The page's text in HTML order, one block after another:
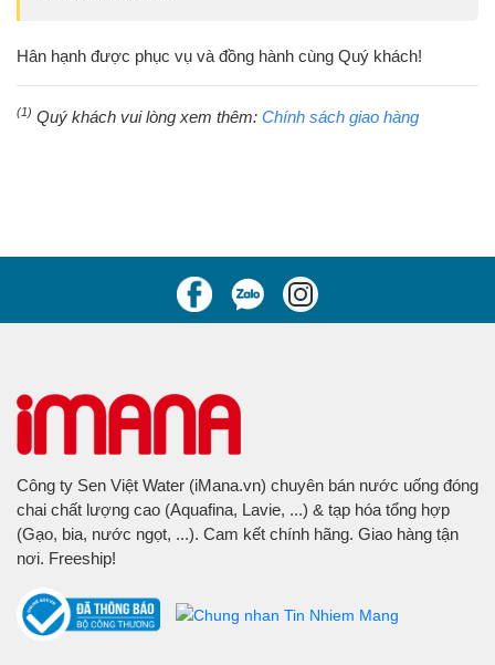
Hân hạnh được phục vụ và đồng hành cùng Quý khách!
(1) Quý khách vui lòng xem thêm: Chính sách giao hàng
Công ty Sen Việt Water (iMana.vn) chuyên bán nước uống đóng
chai chất lượng cao (Aquafina, Lavie, ...) & tạp hóa tổng hợp
(Gạo, bia, nước ngọt, ...). Cam kết chính hãng. Giao hàng tận
nơi. Freeship!